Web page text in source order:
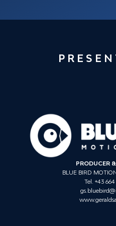
f
PRODUCER
BLUE BIRD
Tel. +43